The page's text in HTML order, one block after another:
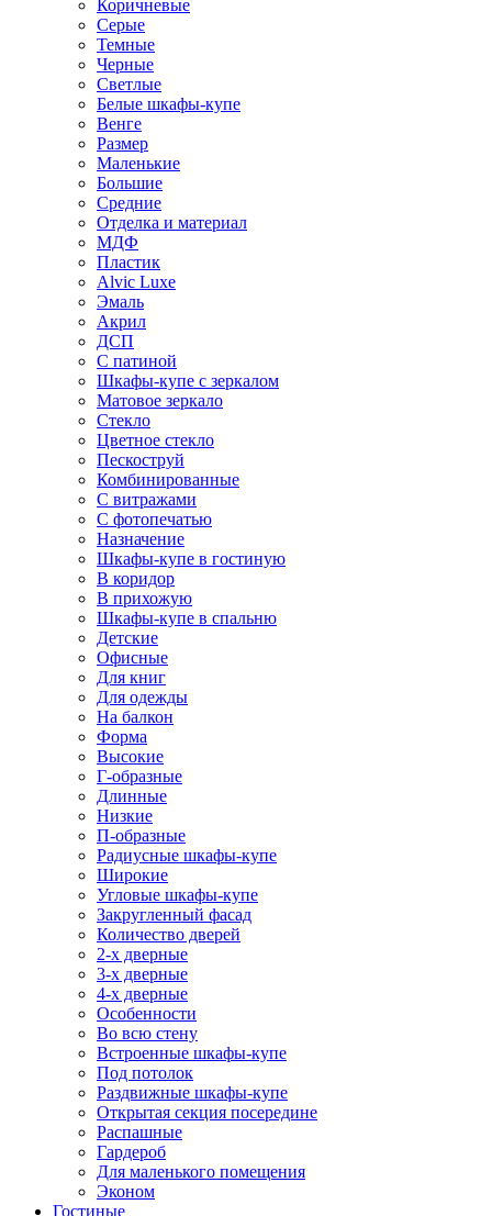
Коричневые
Серые
Темные
Черные
Светлые
Белые шкафы-купе
Венге
Размер
Маленькие
Большие
Средние
Отделка и материал
МДФ
Пластик
Alvic Luxe
Эмаль
Акрил
ДСП
С патиной
Шкафы-купе с зеркалом
Матовое зеркало
Стекло
Цветное стекло
Пескоструй
Комбинированные
С витражами
С фотопечатью
Назначение
Шкафы-купе в гостиную
В коридор
В прихожую
Шкафы-купе в спальню
Детские
Офисные
Для книг
Для одежды
На балкон
Форма
Высокие
Г-образные
Длинные
Низкие
П-образные
Радиусные шкафы-купе
Широкие
Угловые шкафы-купе
Закругленный фасад
Количество дверей
2-х дверные
3-х дверные
4-х дверные
Особенности
Во всю стену
Встроенные шкафы-купе
Под потолок
Раздвижные шкафы-купе
Открытая секция посередине
Распашные
Гардероб
Для маленького помещения
Эконом
Гостиные